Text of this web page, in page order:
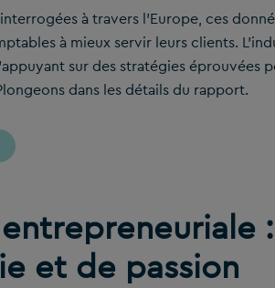
à travers l’Europe, ces
à mieux servir leurs clients.
sur des stratégies
dans les détails du rapport.
et de passion